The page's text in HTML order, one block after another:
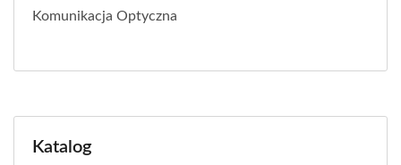
Komunikacja Optyczna
Katalog